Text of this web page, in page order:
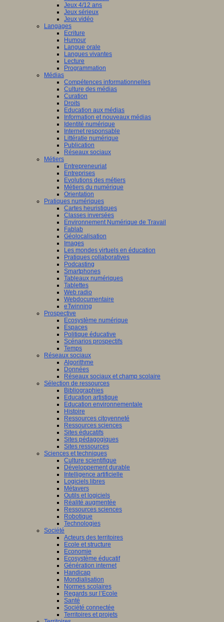
Jeux 4/12 ans
Jeux sérieux
Jeux vidéo
Langages
Ecriture
Humour
Langue orale
Langues vivantes
Lecture
Programmation
Médias
Compétences informationnelles
Culture des médias
Curation
Droits
Education aux médias
Information et nouveaux médias
Identité numérique
Internet responsable
Littératie numérique
Publication
Réseaux sociaux
Métiers
Entrepreneuriat
Entreprises
Evolutions des métiers
Métiers du numérique
Orientation
Pratiques numériques
Cartes heuristiques
Classes inversées
Environnement Numérique de Travail
Fablab
Géolocalisation
Images
Les mondes virtuels en éducation
Pratiques collaboratives
Podcasting
Smartphones
Tableaux numériques
Tablettes
Web radio
Webdocumentaire
eTwinning
Prospective
Ecosystème numérique
Espaces
Politique éducative
Scénarios prospectifs
Temps
Réseaux sociaux
Algorithme
Données
Réseaux sociaux et champ scolaire
Sélection de ressources
Bibliographies
Education artistique
Education environnementale
Histoire
Ressources citoyenneté
Ressources sciences
Sites éducatifs
Sites pédagogiques
Sites ressources
Sciences et techniques
Culture scientifique
Développement durable
Intelligence artificielle
Logiciels libres
Métavers
Outils et logiciels
Réalité augmentée
Ressources sciences
Robotique
Technologies
Société
Acteurs des territoires
Ecole et structure
Economie
Ecosystème éducatif
Génération internet
Handicap
Mondialisation
Normes scolaires
Regards sur l’Ecole
Santé
Société connectée
Territoires et projets